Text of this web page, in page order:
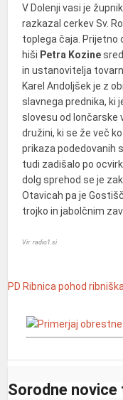
V Dolenji vasi je
razkazal cerkev Sv.
toplega čaja. Prijetno
hiši Petra Kozine
in ustanovitelja
Karel Andoljšek je z
slavnega prednika, ki
slovesu od lončarske
družini, ki se že več
prikaza podedovanih
tudi zadišalo po
dolg sprehod se je
Otavicah pa je
trojko in jabolčnim
Vir: radio1.si
PD Ribnica pohod
Sorodne novice